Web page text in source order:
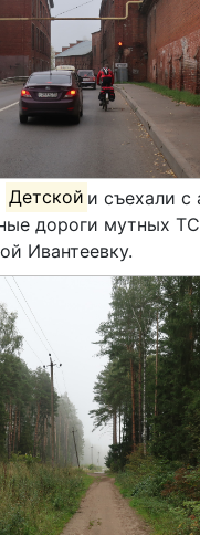
Детской и съехали с
дороги мутных
Ивантеевку.